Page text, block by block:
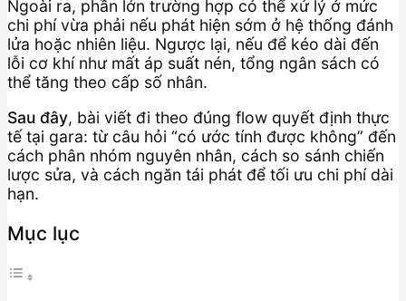
Ngoài ra, phần lớn trường hợp có thể xử lý ở mức
chi phí vừa phải nếu phát hiện sớm ở hệ thống đánh
lửa hoặc nhiên liệu. Ngược lại, nếu để kéo dài đến
lỗi cơ khí như mất áp suất nén, tổng ngân sách có
thể tăng theo cấp số nhân.
Sau đây, bài viết đi theo đúng flow quyết định thực
tế tại gara: từ câu hỏi “có ước tính được không” đến
cách phân nhóm nguyên nhân, cách so sánh chiến
lược sửa, và cách ngăn tái phát để tối ưu chi phí dài
hạn.
Mục lục